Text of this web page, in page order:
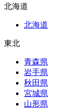
北海道
北海道
東北
青森県
岩手県
秋田県
宮城県
山形県